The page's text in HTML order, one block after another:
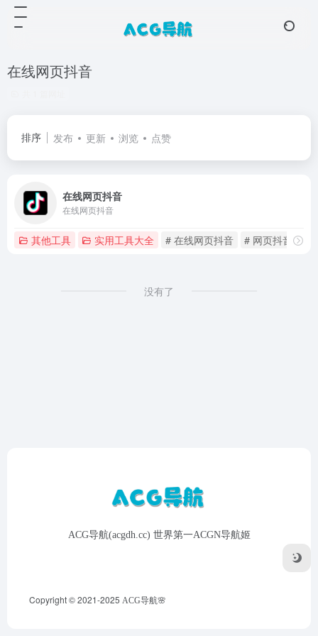
在线网页抖音
排序 发布 更新 浏览 点赞
在线网页抖音
在线网页抖音
其他工具 实用工具大全 # 在线网页抖音 # 网页抖音
没有了
ACG导航(acgdh.cc) 世界第一ACGN导航姬
Copyright © 2021-2025 ACG导航🌸